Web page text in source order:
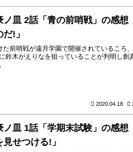
ノ皿 2話「青の前哨戦」の感
!」
た前哨戦が遠月学園で開催されているころ
鈴木がえりなを狙っていることが判明し創
2020.04.18
ノ皿 1話「学期末試験」の感
せつける!」